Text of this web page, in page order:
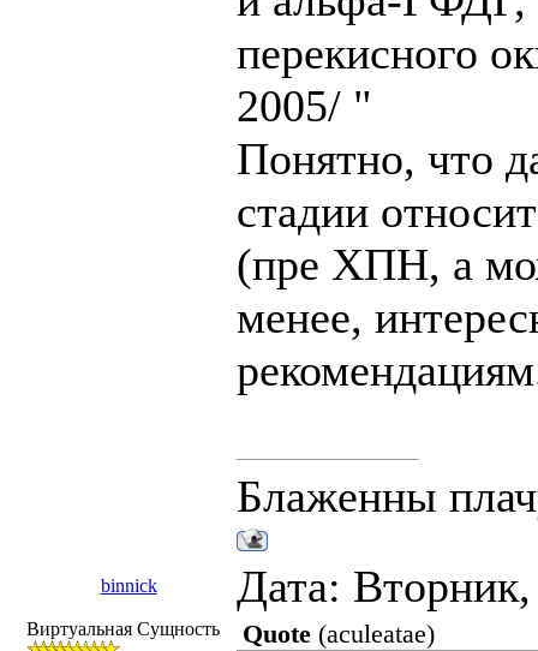
перекисного
2005/ "
Понятно, что
стадии
(пре ХПН, а
менее,
Блаженны
binnick Дата:
Виртуальная Сущность
Quote (aculeatae)